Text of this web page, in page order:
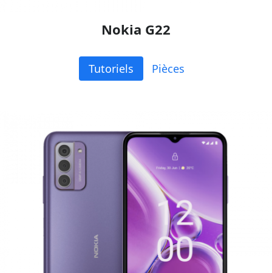
Nokia G22
Tutoriels Pièces